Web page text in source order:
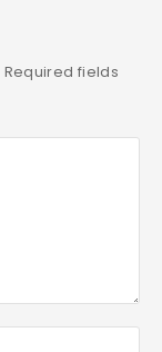
Required fields